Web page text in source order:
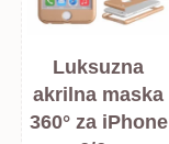
Luksuzna
akrilna maska
360° za iPhone